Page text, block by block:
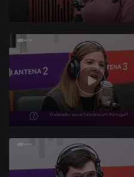
592808